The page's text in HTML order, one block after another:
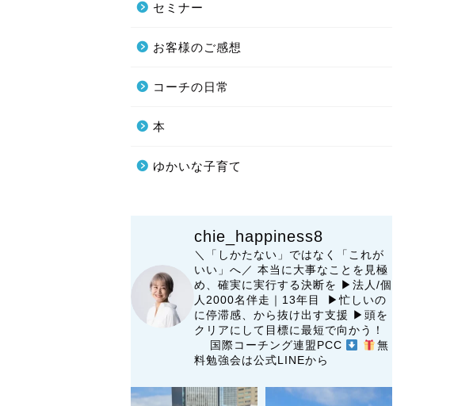
セミナー
お客様のご感想
コーチの日常
本
ゆかいな子育て
chie_happiness8
＼「しかたない」ではなく「これが
いい」へ／ 本当に大事なことを見極
め、確実に実行する決断を ▶︎法人/個
人2000名伴走｜13年目 ▶︎忙しいの
に停滞感、から抜け出す支援 ▶︎頭を
クリアにして目標に最短で向かう！
国際コーチング連盟PCC
無
料勉強会は公式LINEから